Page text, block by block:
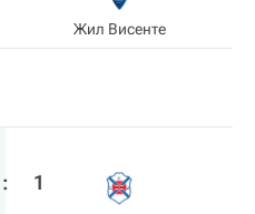
Жил Висенте
: 1